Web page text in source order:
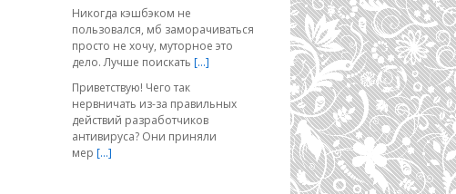
Никогда кэшбэком не
пользовался, мб заморачиваться
просто не хочу, муторное это
дело. Лучше поискать […]
Приветствую! Чего так
нервничать из-за правильных
действий разработчиков
антивируса? Они приняли
мер […]